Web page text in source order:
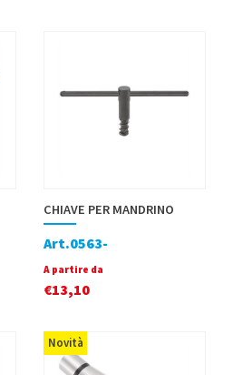
CHIAVE PER MANDRINO
Art.0563-
A partire da
€13,10
Novità